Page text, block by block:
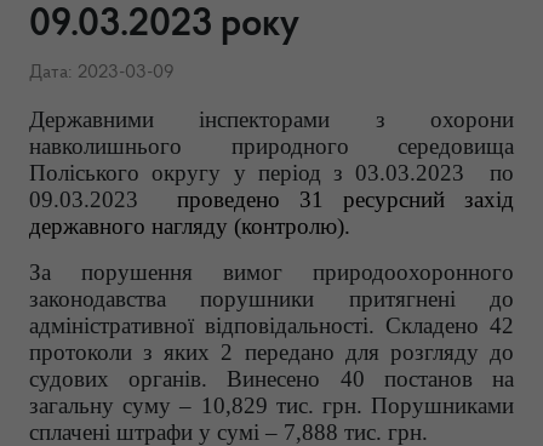
09.03.2023 року
Дата: 2023-03-09
Державними інспекторами з охорони
навколишнього природного середовища
Поліського округу у період з 03.03.2023 по
09.03.2023
проведено 31 ресурсний захід
державного нагляду (контролю).
За порушення вимог природоохоронного
законодавства порушники притягнені до
адміністративної відповідальності. Складено 42
протоколи з яких 2 передано для розгляду до
судових органів. Винесено 40 постанов на
загальну суму – 10,829 тис. грн. Порушниками
сплачені штрафи у сумі – 7,888 тис. грн.